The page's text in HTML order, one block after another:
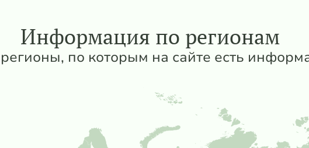
Информация по регионам
по которым на сайте есть